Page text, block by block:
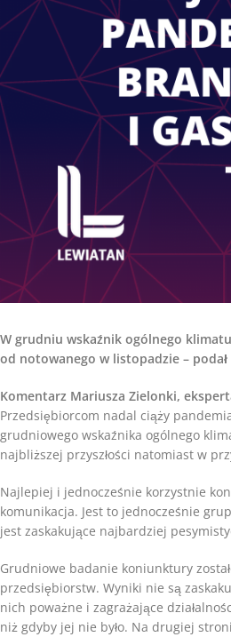
W grudniu wskaźnik ogólnego
od notowanego w listopadzie – podał
Komentarz Mariusza Zielonki,
Przedsiębiorcom nadal ciąży
grudniowego wskaźnika ogólnego
najbliższej przyszłości natomiast w
Najlepiej i jednocześnie korzystnie
komunikacja. Jest to jednocześnie
jest zaskakujące najbardziej
Grudniowe badanie koniunktury
przedsiębiorstw. Wyniki nie są
nich poważne i zagrażające
niż gdyby jej nie było. Na drugiej